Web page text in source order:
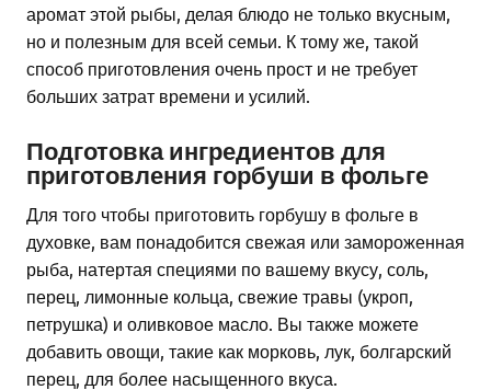
аромат этой рыбы, делая блюдо не только вкусным,
но и полезным для всей семьи. К тому же, такой
способ приготовления очень прост и не требует
больших затрат времени и усилий.
Подготовка ингредиентов для
приготовления горбуши в фольге
Для того чтобы приготовить горбушу в фольге в
духовке, вам понадобится свежая или замороженная
рыба, натертая специями по вашему вкусу, соль,
перец, лимонные кольца, свежие травы (укроп,
петрушка) и оливковое масло. Вы также можете
добавить овощи, такие как морковь, лук, болгарский
перец, для более насыщенного вкуса.